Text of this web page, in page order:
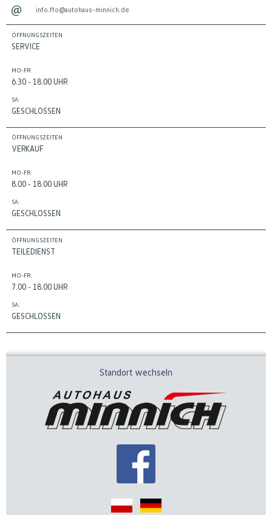
info.ffo@autohaus-minnich.de
ÖFFNUNGSZEITEN
SERVICE
MO-FR:
6.30 - 18.00 UHR
SA:
GESCHLOSSEN
ÖFFNUNGSZEITEN
VERKAUF
MO-FR:
8.00 - 18.00 UHR
SA:
GESCHLOSSEN
ÖFFNUNGSZEITEN
TEILEDIENST
MO-FR:
7.00 - 18.00 UHR
SA:
GESCHLOSSEN
Standort wechseln